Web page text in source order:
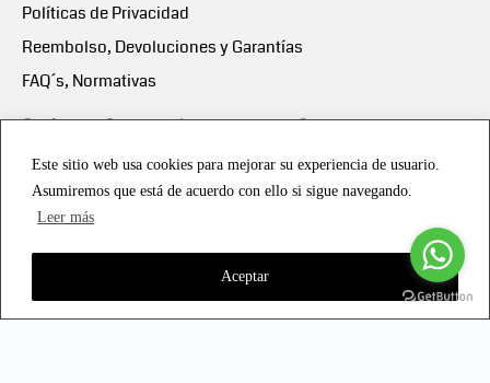
Este sitio web usa cookies para mejorar su experiencia de usuario.
Asumiremos que está de acuerdo con ello si sigue navegando.
Leer más
Aceptar
Políticas de Privacidad
Reembolso, Devoluciones y Garantías
FAQ´s, Normativas
Scalapay:Compra ahora y paga en 3 cuotas
Scalapay Política Privacidad
Copyright © 2021 all rights reserved - Vialmotor